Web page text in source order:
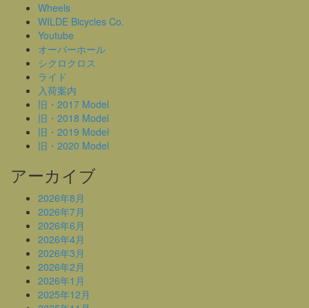
Wheels
WILDE Bicycles Co.
Youtube
オーバーホール
シクロクロス
ライド
入荷案内
旧・2017 Model
旧・2018 Model
旧・2019 Model
旧・2020 Model
アーカイブ
2026年8月
2026年7月
2026年6月
2026年4月
2026年3月
2026年2月
2026年1月
2025年12月